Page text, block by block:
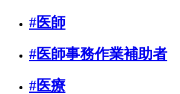
#医師
#医師事務作業補助者
#医療